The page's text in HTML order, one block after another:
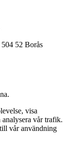
52 Borås
visa
analysera vår trafik.
vår användning